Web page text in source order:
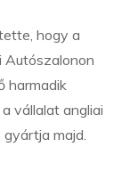
hogy a
Autószalonon
harmadik
vállalat angliai
majd.